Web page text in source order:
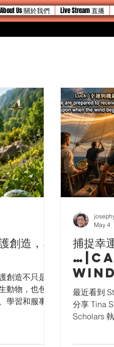
About Us 關於我們 Live Stream 直播
造，塑
創造不只是保
動物，也包括
學習和服事的
捕捉幸
最近看到
分享 Tina
Scholars
May 4